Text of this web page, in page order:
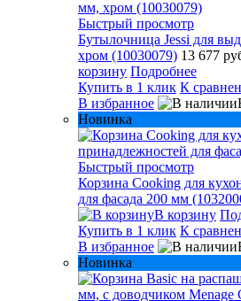
Быстрый просмотр
Бутылочница Jessi для
хром (10030079) 13 677
корзину Подробнее
Купить в 1 клик К
В избранное
Новинка
Быстрый просмотр
Корзина Cooking для
для фасада 200 мм
В корзину
Купить в 1 клик К
В избранное
Новинка